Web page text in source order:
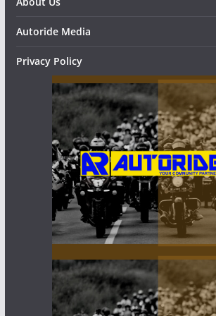
Autoride Media
Privacy Policy